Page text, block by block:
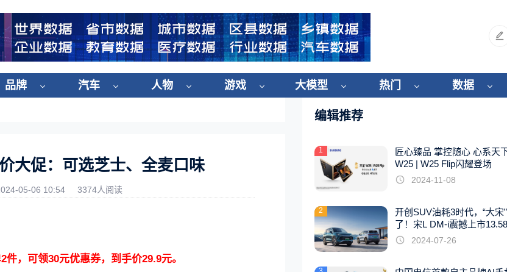
品牌 汽车 人物 游戏 大模型 热门 数据
大促：可选芝士、全麦口味
05-06 10:54 3374人阅读
件，可领30元优惠券，到手价29.9元。
编辑推荐
1
匠心臻品 掌控随心 心系天
W25 | W25 Flip闪耀登场
2024-11-08
2
开创SUV油耗3时代，“大宋
了！宋L DM-i震撼上市
起
2024-07-26